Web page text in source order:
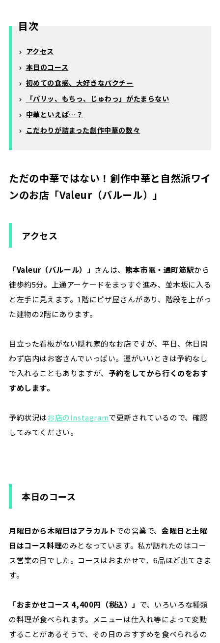
目次
アクセス
本日のコース
初めての食感、大好きなパクチー
「パリッ、もちっ、じゅわっ」がたまらない
中華といえば…？
こだわりが詰まった創作中華の数々
ただの中華ではない！創作中華と自然派ワイ
ンのお店「Valeur（バルール）」
アクセス
「Valeur（バルール）」 さんは、 熊本市電・通町筋駅から
徒歩約5分。上通アーケードをまっすぐ進み、並木坂に入る
と左手に見えます。1階にピザ屋さんがあり、階段を上がっ
た建物の2階にあります。
目立った看板がない隠れ家的なお店ですが、平日、休日問
わず店内はお客さんでいっぱい。運がいいときは予約なし
で入れることもありますが、 予約をしてから行くのをおす
すめします。
予約状況はお店のInstagramで更新されているので、確認
してみてください。
本日のコース
月曜日から木曜日はアラカルトでの営業で、 金曜日と土曜
日はコース料理のみとなっています。私が訪れたのはコー
ス営業の日でした。コースはおまかせで、6品ほど出てきま
す。
「おまかせコース 4,400円（税込）」 で、いろいろな種類
の料理が食べられます。メニューは仕入れ等によって変動
することがあるそうで、その日のおすすめを食べられるの